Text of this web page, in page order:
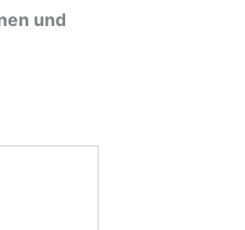
und